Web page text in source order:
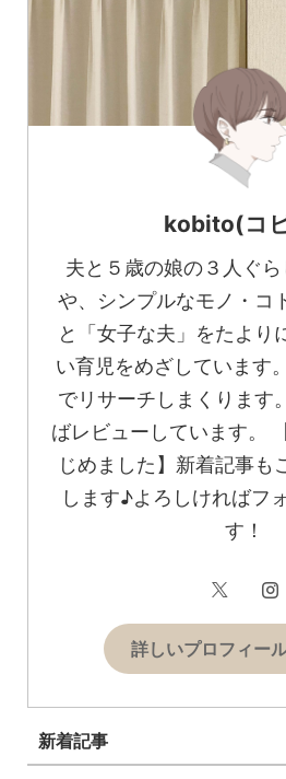
kobito(コ
夫と５歳の娘の３人ぐ
や、シンプルなモノ・コ
と「女子な夫」をたより
い育児をめざしています
でリサーチしまくります
ばレビューしています。
じめました】新着記事も
します♪よろしければフ
す！
詳しいプロフィー
新着記事